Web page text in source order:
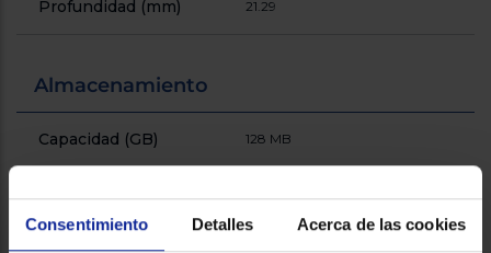
Consentimiento Detalles Acerca de las cookies
Profundidad (mm) 21.29
Almacenamiento
Capacidad (GB) 128 MB
General